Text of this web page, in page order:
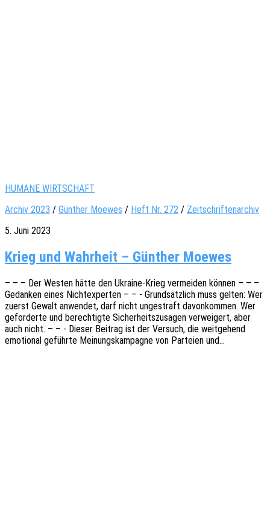
HUMANE WIRTSCHAFT
Archiv 2023 / Günther Moewes / Heft Nr. 272 / Zeitschriftenarchiv
5. Juni 2023
Krieg und Wahrheit – Günther Moewes
– – – Der Westen hätte den Ukrai­­ne-Krieg vermei­den können – – –
Gedan­ken eines Nicht­ex­per­ten – – - Grund­sätz­lich muss gelten: Wer
zuerst Gewalt anwen­det, darf nicht unge­straft davon­kom­men. Wer
gefor­der­te und berech­tig­te Sicher­heits­zu­sa­gen verwei­gert, aber
auch nicht. – – - Dieser Beitrag ist der Versuch, die weit­ge­hend
emotio­nal geführ­te Meinungs­kam­pa­gne von Partei­en und…